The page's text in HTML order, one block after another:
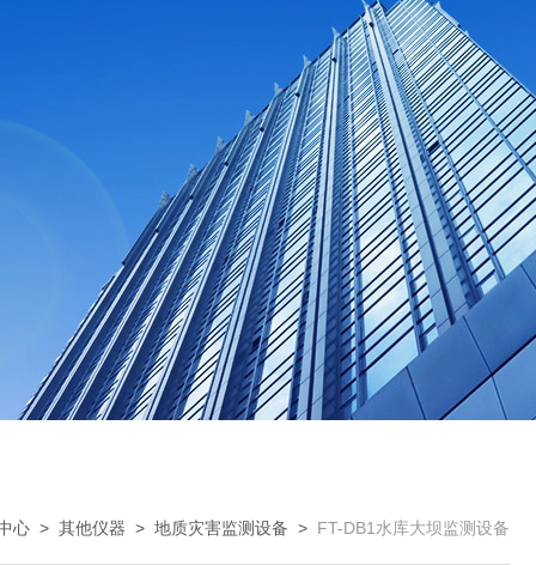
心 > 其他仪器 > 地质灾害监测设备 > FT-DB1水库大坝监测设备